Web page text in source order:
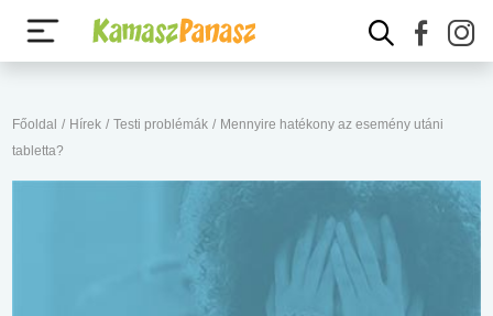
Főoldal / Hírek / Testi problémák / Mennyire hatékony az esemény utáni
tabletta?